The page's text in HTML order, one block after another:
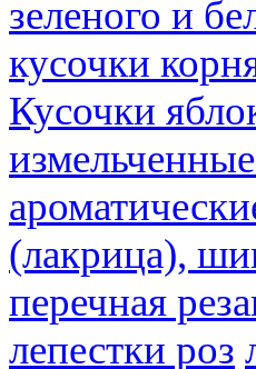
зеленого и
кусочки
Кусочки
(лакрица),
перечная
лепестки роз